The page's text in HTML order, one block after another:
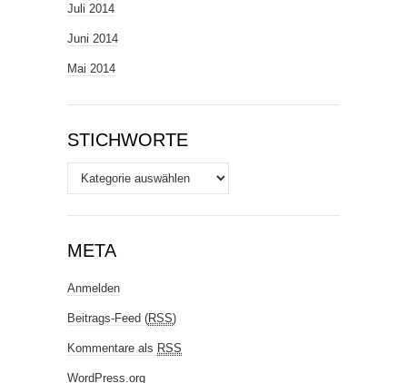
Juli 2014
Juni 2014
Mai 2014
STICHWORTE
Stichworte
META
Anmelden
Beitrags-Feed (RSS)
Kommentare als RSS
WordPress.org